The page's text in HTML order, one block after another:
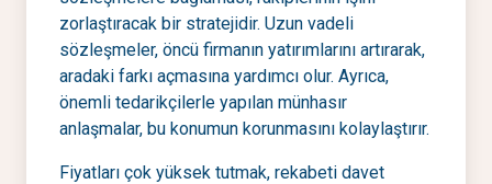
zorlaştıracak bir stratejidir. Uzun vadeli
sözleşmeler, öncü firmanın yatırımlarını artırarak,
aradaki farkı açmasına yardımcı olur. Ayrıca,
önemli tedarikçilerle yapılan münhasır
anlaşmalar, bu konumun korunmasını kolaylaştırır.
Fiyatları çok yüksek tutmak, rekabeti davet